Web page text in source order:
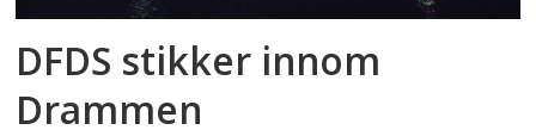
DFDS stikker innom
Drammen